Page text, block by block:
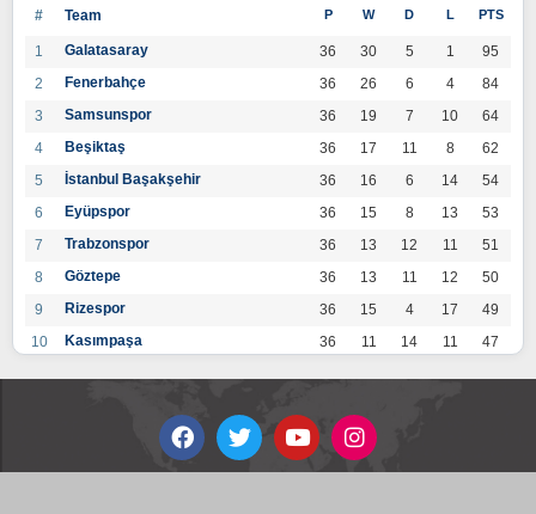
# Team P W D L PTS
1 Galatasaray 36 30 5 1
95
2
Fenerbahçe 36 26 6 4
84
3
Samsunspor 36 19 7 10
64
4
Beşiktaş 36 17 11 8
62
5
İstanbul Başakşehir 36 16 6 14
54
6
Eyüpspor 36 15 8 13
53
7
Trabzonspor 36 13 12 11
51
8
Göztepe 36 13 11 12
50
9
Rizespor 36 15 4 17
49
10
Kasımpaşa 36 11 14 11
47
36 12
14
Kayserispor 36 11 12 13
45